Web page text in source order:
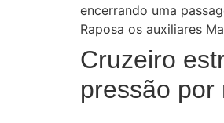
encerrando uma
Raposa os auxiliares
Cruzeiro
pressão por